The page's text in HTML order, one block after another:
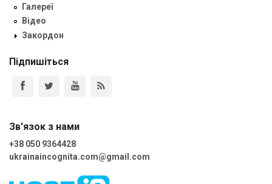
Галереї
Відео
Закордон
Підпишіться
Зв'язок з нами
+38 050 9364428
ukrainaincognita.com@gmail.com